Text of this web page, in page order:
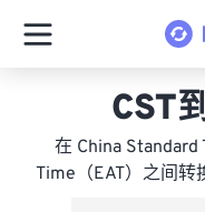
CST
在 China
Time（EAT）之间转